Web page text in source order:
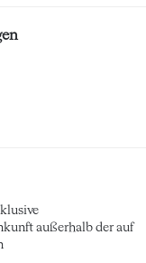
außerhalb der auf